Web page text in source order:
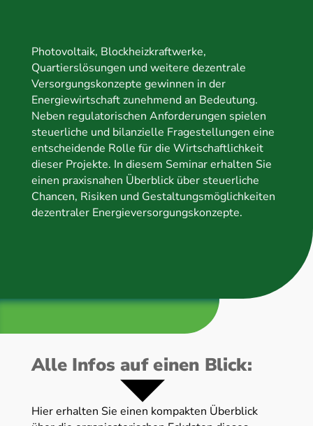
Photovoltaik, Blockheizkraftwerke,
Quartierslösungen und weitere dezentrale
Versorgungskonzepte gewinnen in der
Energiewirtschaft zunehmend an Bedeutung.
Neben regulatorischen Anforderungen spielen
steuerliche und bilanzielle Fragestellungen eine
entscheidende Rolle für die Wirtschaftlichkeit
dieser Projekte. In diesem Seminar erhalten Sie
einen praxisnahen Überblick über steuerliche
Chancen, Risiken und Gestaltungsmöglichkeiten
dezentraler Energieversorgungskonzepte.
Alle Infos auf einen Blick:
Hier erhalten Sie einen kompakten Überblick